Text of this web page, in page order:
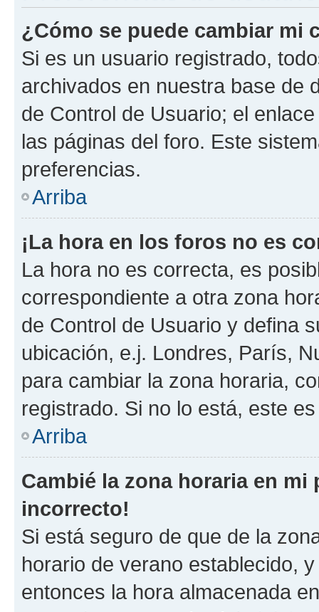
¿Cómo se puede cambiar mi
Si es un usuario registrado,
archivados en nuestra base de
de Control de Usuario; el
las páginas del foro. Este
preferencias.
Arriba
¡La hora en los foros no es
La hora no es correcta, es
correspondiente a otra zona
de Control de Usuario y defina
ubicación, e.j. Londres, París,
para cambiar la zona horaria,
registrado. Si no lo está, este
Arriba
Cambié la zona horaria en
incorrecto!
Si está seguro de que de la
horario de verano establecido,
entonces la hora almacenada